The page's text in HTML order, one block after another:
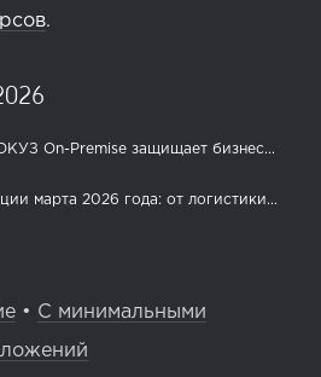
.
On-Premise защищает бизнес...
марта 2026 года: от логистики...
• С минимальными